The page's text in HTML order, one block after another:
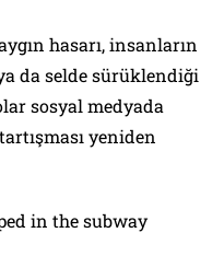
hasarı, insanların
da selde sürüklendiği
sosyal medyada
yeniden
in the subway